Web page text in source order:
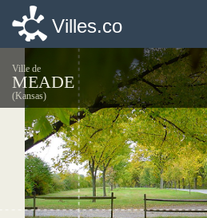
Villes.co
Ville de
MEADE
(Kansas)
Villes.co